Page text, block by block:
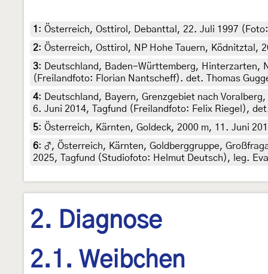
1 : Österreich, Osttirol, Debanttal, 22. Juli 1997
2: Österreich, Osttirol, NP Hohe Tauern, Ködnitztal,
3:
Deutschland, Baden-Württemberg, Hinterzarten,
(Freilandfoto: Florian Nantscheff). det. Thomas
4:
Deutschland, Bayern, Grenzgebiet nach
6. Juni 2014, Tagfund (Freilandfoto: Felix Riegel),
5: Österreich, Kärnten, Goldeck, 2000 m, 11. Juni
6: ♂, Österreich, Kärnten, Goldberggruppe,
2025, Tagfund (Studiofoto: Helmut Deutsch), leg.
2. Diagnose
2.1. Weibchen